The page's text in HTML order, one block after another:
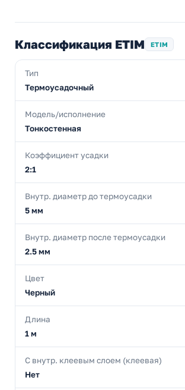
Классификация ETIM ETIM
Тип
Термоусадочный
Модель/исполнение
Тонкостенная
Коэффициент усадки
2:1
Внутр. диаметр до термоусадки
5 мм
Внутр. диаметр после термоусадки
2.5 мм
Цвет
Черный
Длина
1 м
С внутр. клеевым слоем (клеевая)
Нет